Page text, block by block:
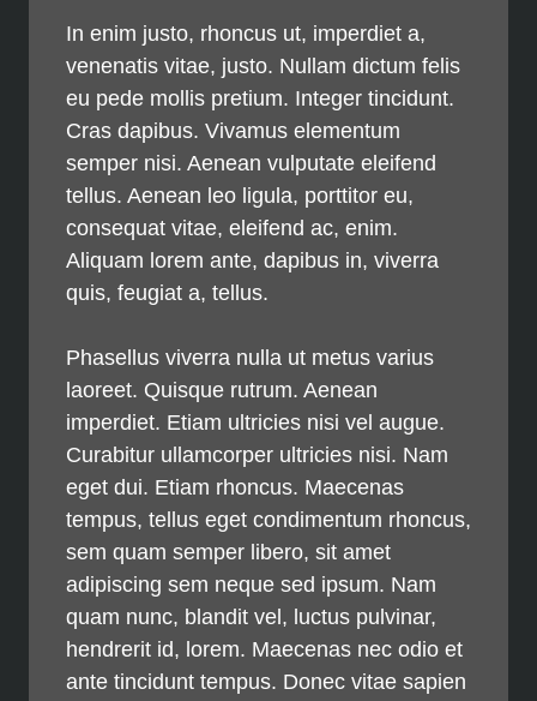
In enim justo, rhoncus ut, imperdiet a,
venenatis vitae, justo. Nullam dictum felis
eu pede mollis pretium. Integer tincidunt.
Cras dapibus. Vivamus elementum
semper nisi. Aenean vulputate eleifend
tellus. Aenean leo ligula, porttitor eu,
consequat vitae, eleifend ac, enim.
Aliquam lorem ante, dapibus in, viverra
quis, feugiat a, tellus.
Phasellus viverra nulla ut metus varius
laoreet. Quisque rutrum. Aenean
imperdiet. Etiam ultricies nisi vel augue.
Curabitur ullamcorper ultricies nisi. Nam
eget dui. Etiam rhoncus. Maecenas
tempus, tellus eget condimentum rhoncus,
sem quam semper libero, sit amet
adipiscing sem neque sed ipsum. Nam
quam nunc, blandit vel, luctus pulvinar,
hendrerit id, lorem. Maecenas nec odio et
ante tincidunt tempus. Donec vitae sapien